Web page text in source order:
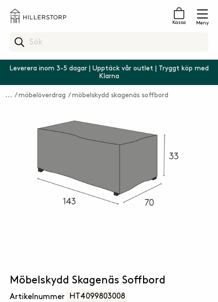
Kassa Meny
Leverera inom 3-5 dagar | Upptäck vår outlet | Tryggt köp med
Klarna
möbelöverdrag möbelskydd skagenäs soffbord
Möbelskydd Skagenäs Soffbord
Artikelnummer HT4099803008